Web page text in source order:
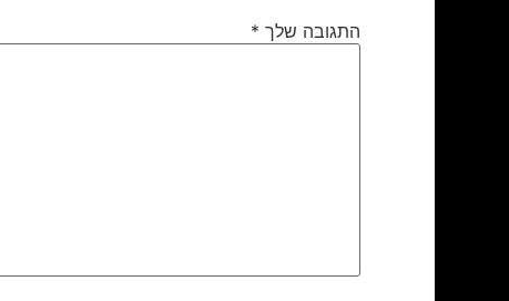
התגובה שלך *